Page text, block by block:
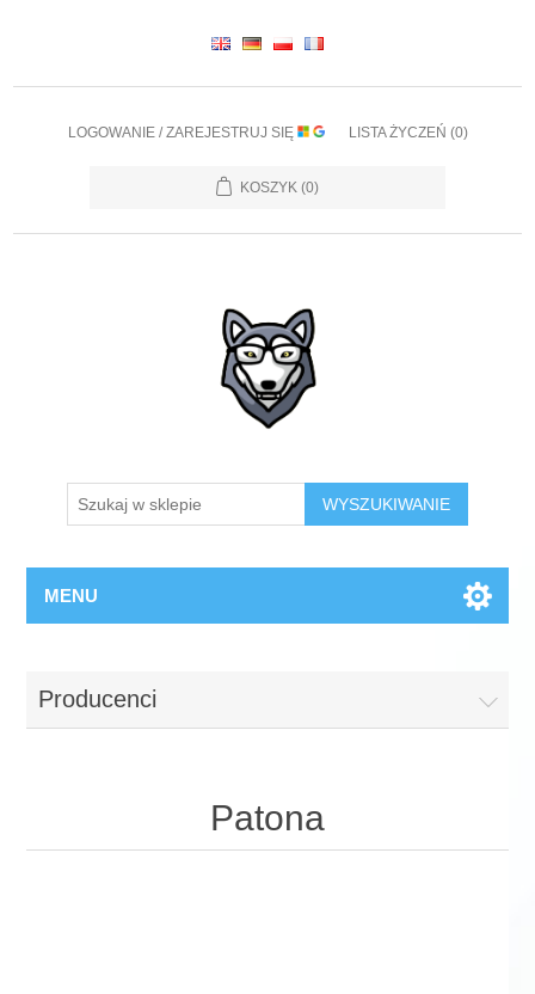
LOGOWANIE / ZAREJESTRUJ SIĘ LISTA ŻYCZEŃ (0)
KOSZYK (0)
WYSZUKIWANIE
MENU
Producenci
Patona